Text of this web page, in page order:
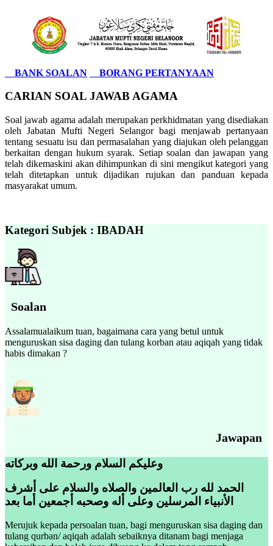
BANK SOALAN BORANG PERTANYAAN
CARIAN SOAL JAWAB AGAMA
Soal jawab agama adalah merupakan perkhidmatan yang disediakan
oleh Jabatan Mufti Negeri Selangor bagi menjawab pertanyaan
tentang sesuatu isu dan permasalahan yang diajukan oleh pelanggan
berkaitan dengan hukum syarak. Setiap soalan dan jawapan yang
telah dikemaskini akan dihimpunkan di sini mengikut kategori yang
telah ditetapkan untuk dijadikan rujukan dan panduan kepada
masyarakat umum.
Kategori Subjek : IBADAH
Soalan
Assalamualaikum tuan, bagaimana cara yang betul untuk
menguruskan sisa daging dan tulang korban atau aqiqah yang tidak
habis dimakan ?
Jawapan
الحمد لله رب العالمين والصلاه والسلام على أشرف
الأنبياء المرسلين وعلى أله وصحبه أجمعين أما بعد
Merujuk kepada persoalan tuan, bagi menguruskan sisa daging dan
tulang qurban/ aqiqah adalah sebaiknya ditanam bagi menjaga